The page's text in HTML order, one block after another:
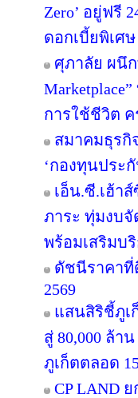
Zero’ อยู่ฟรี
ดอกเบี้ยพิเศ
ศุภาลัย ผนึ
การใช้ชีวิต
สมาคมธุรกิ
‘กองทุนประ
เอ็น.ซี.เฮ้า
ภาระ ทุ่มงบจั
พร้อมเสริมบ
ดัชนีราคาที่
2569
แสนสิริชี้ภูเ
สู่ 80,000 ล้า
ภูเก็ตตลอด
CP LAND